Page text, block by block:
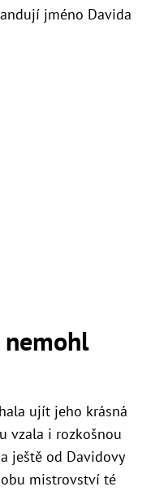
jméno Davida
nemohl
ujít jeho krásná
vzala i rozkošnou
ještě od Davidovy
mistrovství té